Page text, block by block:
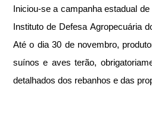
Iniciou-se a campanha estadual
Instituto de Defesa Agropecuária
Até o dia 30 de novembro,
suínos e aves terão,
detalhados dos rebanhos e das